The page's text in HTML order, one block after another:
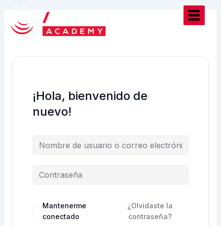
contenido
¡Hola, bienvenido de
nuevo!
Mantenerme
conectado
¿Olvidaste la
contraseña?